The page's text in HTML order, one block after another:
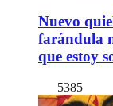
Nuevo
farándula
que estoy
5385